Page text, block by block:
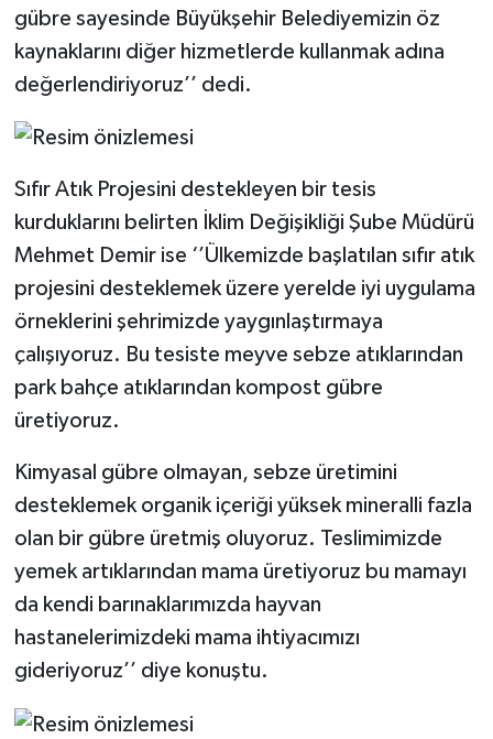
gübre sayesinde Büyükşehir Belediyemizin öz
kaynaklarını diğer hizmetlerde kullanmak adına
değerlendiriyoruz’’ dedi.
Sıfır Atık Projesini destekleyen bir tesis
kurduklarını belirten İklim Değişikliği Şube Müdürü
Mehmet Demir ise ‘’Ülkemizde başlatılan sıfır atık
projesini desteklemek üzere yerelde iyi uygulama
örneklerini şehrimizde yaygınlaştırmaya
çalışıyoruz. Bu tesiste meyve sebze atıklarından
park bahçe atıklarından kompost gübre
üretiyoruz.
Kimyasal gübre olmayan, sebze üretimini
desteklemek organik içeriği yüksek mineralli fazla
olan bir gübre üretmiş oluyoruz. Teslimimizde
yemek artıklarından mama üretiyoruz bu mamayı
da kendi barınaklarımızda hayvan
hastanelerimizdeki mama ihtiyacımızı
gideriyoruz’’ diye konuştu.